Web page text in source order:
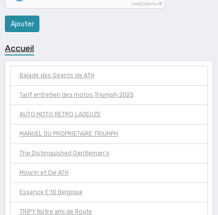
IconCaptcha ©
Ajouter
Accueil
Balade des Géants de ATH
Tarif entretien des motos Triumph 2025
AUTO MOTO RETRO LADEUZE
MANUEL DU PROPRIETAIRE TRIUMPH
The Distinguished Gentleman's
Mourin et Cie ATH
Essence E 10 Belgique
TRIPY Notre ami de Route